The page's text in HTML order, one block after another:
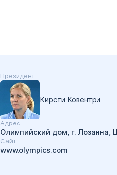
Президент
Кирсти Ковентри
Адрес
Олимпийский дом, г. Лозанна,
Cайт
www.olympics.com